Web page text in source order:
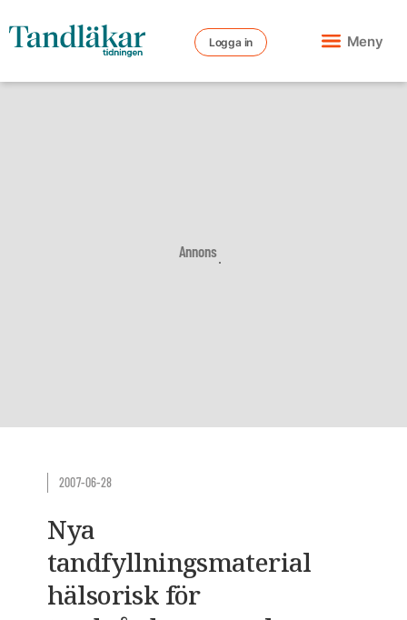
Logga in Meny
Annons
2007-06-28
Nya
tandfyllningsmaterial
hälsorisk för